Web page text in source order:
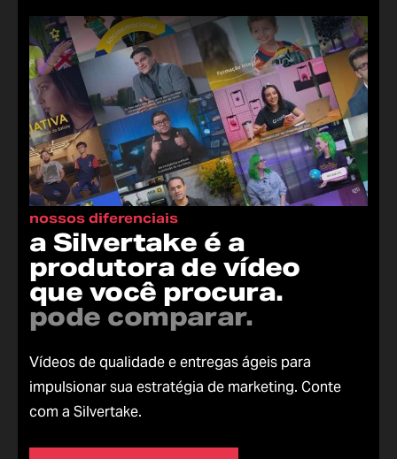
nossos diferenciais
a Silvertake é a
produtora de vídeo
que você procura.
pode comparar.
Vídeos de qualidade e entregas ágeis para
impulsionar sua estratégia de marketing. Conte
com a Silvertake.